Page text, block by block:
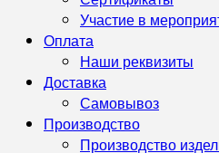
Участие в
Оплата
Наши реквизиты
Доставка
Самовывоз
Производство
Производство